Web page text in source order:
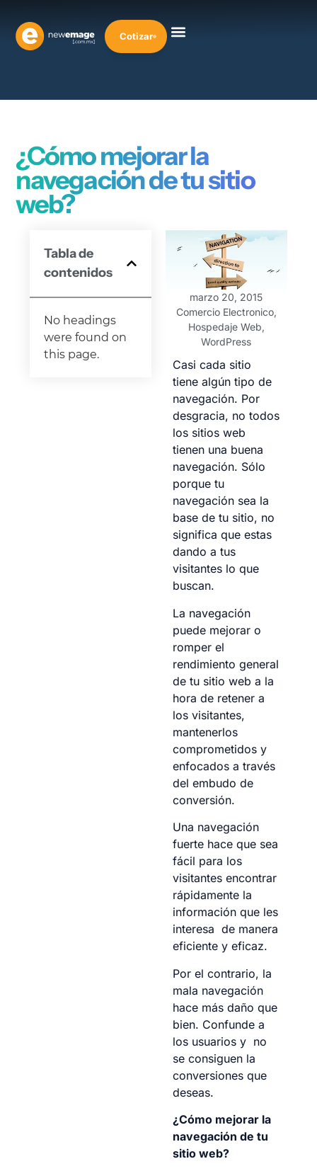
Cotizar
¿Cómo mejorar la
navegación de tu sitio
web?
Tabla de
contenidos
No headings
were found on
this page.
marzo 20, 2015
Comercio Electronico,
Hospedaje Web,
WordPress
Casi cada sitio
tiene algún tipo de
navegación. Por
desgracia, no todos
los sitios web
tienen una buena
navegación. Sólo
porque tu
navegación sea la
base de tu sitio, no
significa que estas
dando a tus
visitantes lo que
buscan.
La navegación
puede mejorar o
romper el
rendimiento general
de tu sitio web a la
hora de retener a
los visitantes,
mantenerlos
comprometidos y
enfocados a través
del embudo de
conversión.
Una navegación
fuerte hace que sea
fácil para los
visitantes encontrar
rápidamente la
información que les
interesa de manera
eficiente y eficaz.
Por el contrario, la
mala navegación
hace más daño que
bien. Confunde a
los usuarios y no
se consiguen la
conversiones que
deseas.
¿Cómo mejorar la
navegación de tu
sitio web?